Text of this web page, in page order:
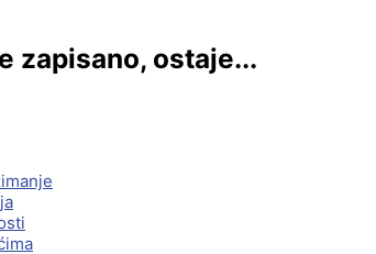
zapisano, ostaje...